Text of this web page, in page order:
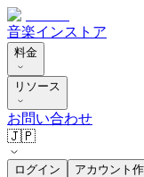
音楽インストア
料金
リソース
お問い合わせ
🇯🇵
ログイン アカウント